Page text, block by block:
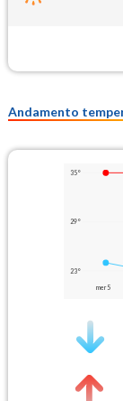
Andamento
35°
29°
23°
mer 5